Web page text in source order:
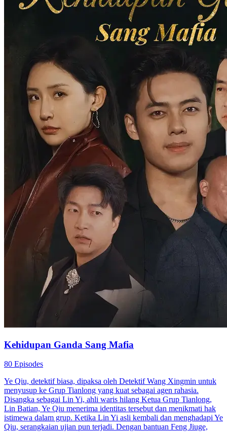
Kehidupan Ganda Sang Mafia
80 Episodes
Ye Qiu, detektif biasa, dipaksa oleh Detektif Wang Xingmin untuk
menyusup ke Grup Tianlong yang kuat sebagai agen rahasia.
Disangka sebagai Lin Yi, ahli waris hilang Ketua Grup Tianlong,
Lin Batian, Ye Qiu menerima identitas tersebut dan menikmati hak
istimewa dalam grup. Ketika Lin Yi asli kembali dan menghadapi Ye
Qiu, serangkaian ujian pun terjadi. Dengan bantuan Feng Jiuge,